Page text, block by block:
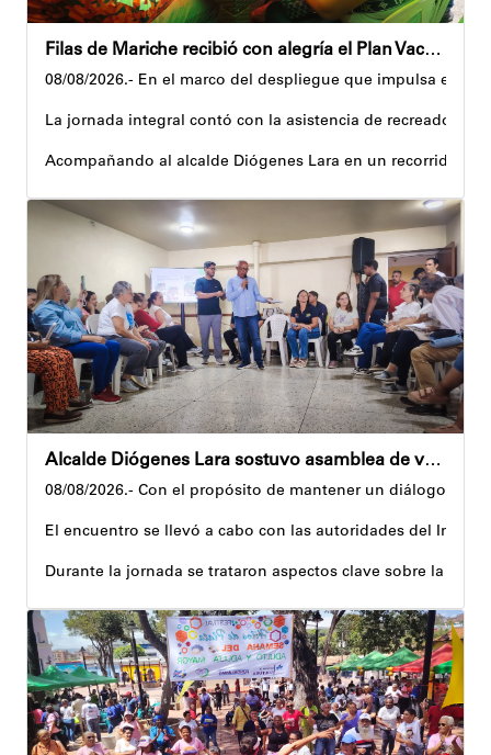
Filas de Mariche recibió con alegría el Plan Vacacional Venezuela RÍE 2026
08/08/2026.- En el marco del despliegue que impulsa el
La jornada integral contó con la asistencia de recreadores
Acompañando al alcalde Diógenes Lara en un recorrido,
Al respecto, señaló dos espacios permanentes habilitados
Precisamente, el Plan Vacacional Venezuela RÍE 2026
Andyvell Román
Alcalde Diógenes Lara sostuvo asamblea de vecinos con juntas de condominio de Palo Verde
08/08/2026.- Con el propósito de mantener un diálogo
El encuentro se llevó a cabo con las autoridades del
Durante la jornada se trataron aspectos clave sobre la
El alcalde tomó nota de las quejas, sugerencias y
Además, estas acciones se ejecutan en articulación con
Andyvell Román